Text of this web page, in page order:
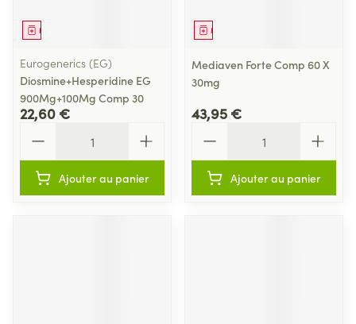
Médicament
Eurogenerics (EG)
Diosmine+Hesperidine EG
900Mg+100Mg Comp 30
22,60 €
Ajouter au panier
Médicament
Mediaven Forte Comp 60 X
30mg
43,95 €
Ajouter au panier